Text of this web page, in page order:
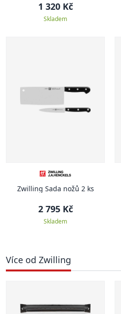
1 320 Kč
Skladem
Zwilling Sada nožů 2 ks
2 795 Kč
Skladem
Více od Zwilling